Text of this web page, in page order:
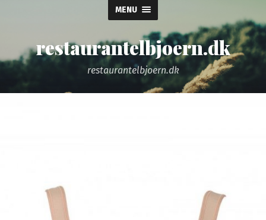
MENU
restaurantelbjoern.dk
restaurantelbjoern.dk